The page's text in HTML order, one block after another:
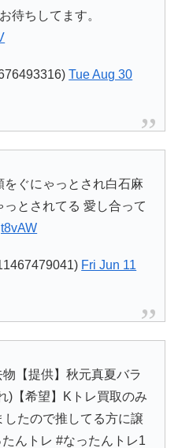
待ちしてます。
Tue Aug 30
ぐにゃっとされ白石麻
とされてる 愛し合って
Fri Jun 11
【提供】秋元真夏バラ
)【希望】Kトレ買取のみ
たので推してる方に譲
んトレ #なったんトレ1